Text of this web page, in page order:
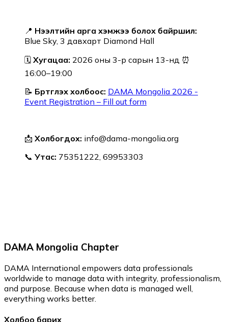
📍 Нээлтийн арга хэмжээ болох байршил:
Blue Sky, 3 давхарт Diamond Hall
🗓️ Хугацаа: 2026 оны 3-р сарын 13-нд ⏰
16:00–19:00
📝 Бүртгүүлэх холбоос: DAMA Mongolia 2026 -
Event Registration – Fill out form
📩 Холбогдох: info@dama-mongolia.org
📞 Утас: 75351222, 69953303
DAMA Mongolia Chapter
DAMA International empowers data professionals
worldwide to manage data with integrity, professionalism,
and purpose. Because when data is managed well,
everything works better.
Холбоо барих